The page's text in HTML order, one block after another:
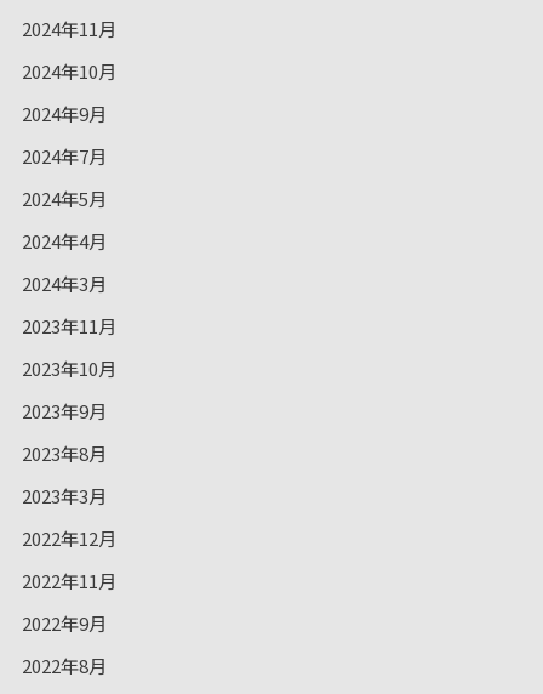
2024年11月
2024年10月
2024年9月
2024年7月
2024年5月
2024年4月
2024年3月
2023年11月
2023年10月
2023年9月
2023年8月
2023年3月
2022年12月
2022年11月
2022年9月
2022年8月